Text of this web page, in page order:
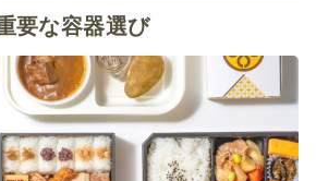
要な容器選び